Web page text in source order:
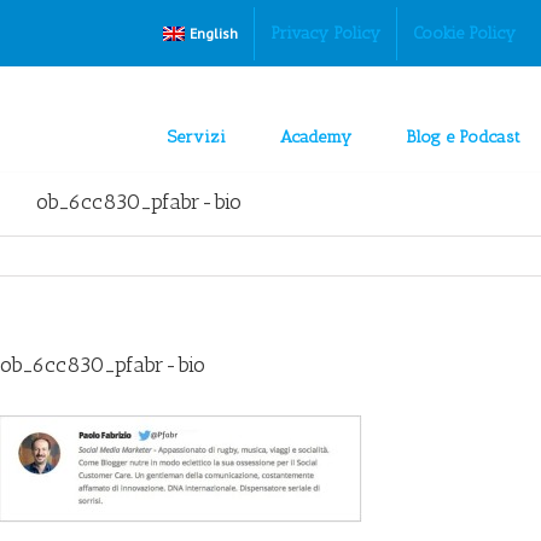
English Privacy Policy Cookie Policy
Servizi Academy Blog e Podcast
ob_6cc830_pfabr-bio
ob_6cc830_pfabr-bio